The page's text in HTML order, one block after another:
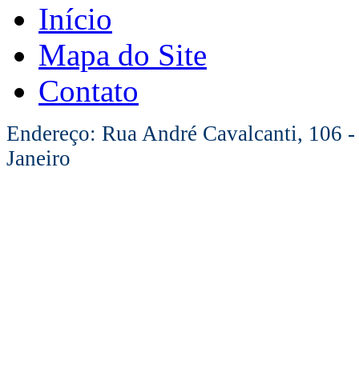
Início
Mapa do Site
Contato
Endereço: Rua André Cavalcanti, 106
Janeiro